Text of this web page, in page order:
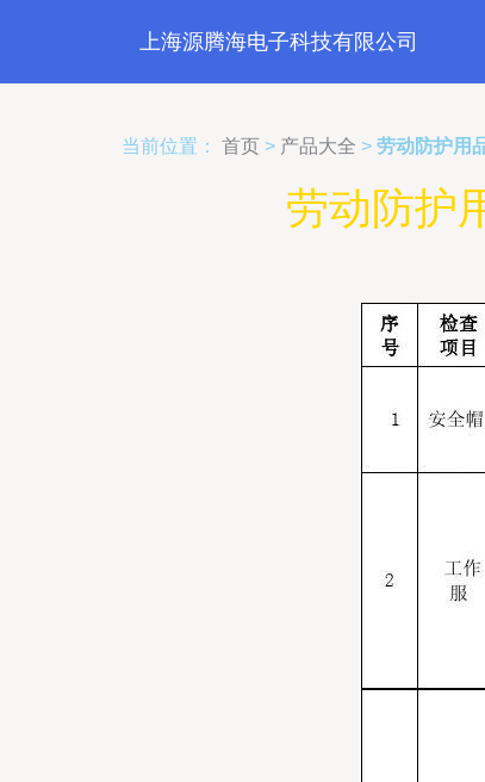
上海源腾海电子科技有限公司
当前位置： 首页 > 产品大全 > 劳动防护用
劳动防护